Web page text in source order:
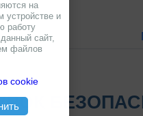
на
устройстве и
работу
сайт,
файлов
cookie